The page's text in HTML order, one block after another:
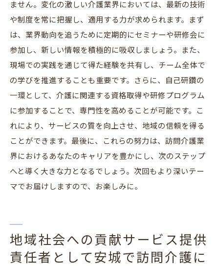
ません。変化の激しい介護業界においては、最新の技術
や制度を常に把握し、適用する力が求められます。まず
は、業界動向を追うために定期的にセミナーや研修会に
参加し、新しい情報を積極的に吸収しましょう。また、
現場での実践を通じて得た経験を共有し、チーム全体で
の学びを推進することも重要です。さらに、自己研鑽の
一環として、介護に関連する資格取得や研修プログラム
に参加することで、専門性を高めることが可能です。こ
れにより、サービスの質を向上させ、地域の信頼を得る
ことができます。最後に、これらの努力は、訪問介護業
界におけるあなたのキャリアを豊かにし、次のステップ
へと導く大きな力となるでしょう。次回もより深いテー
マでお届けしますので、お楽しみに。
地域社会への貢献サービス提供
責任者として安城で訪問介護に